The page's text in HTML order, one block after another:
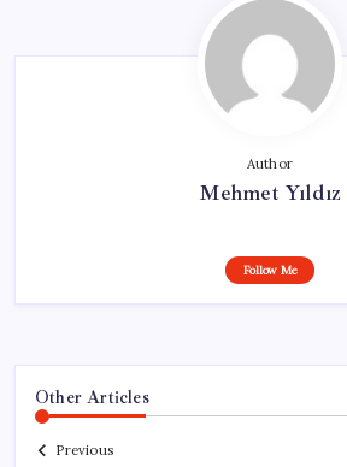
Author
Mehmet Yıldız
Follow Me
Other Articles
Previous